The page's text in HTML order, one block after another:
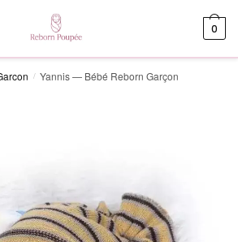
0
/ Yannis — Bébé Reborn Garçon